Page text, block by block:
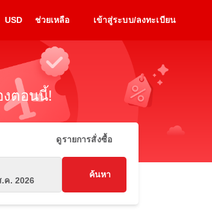
USD ช่วยเหลือ เข้าสู่ระบบ/ลงทะเบียน
งตอนนี้!
ดูรายการสั่งซื้อ
ค. 2026
ค้นหา